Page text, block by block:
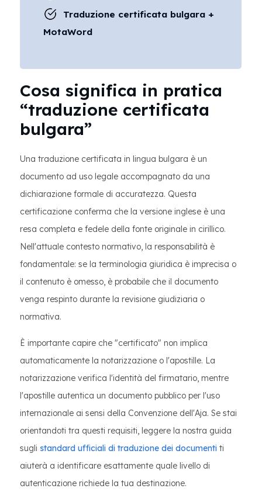
Traduzione certificata bulgara +
MotaWord
Cosa significa in pratica
“traduzione certificata
bulgara”
Una traduzione certificata in lingua bulgara è un
documento ad uso legale accompagnato da una
dichiarazione formale di accuratezza. Questa
certificazione conferma che la versione inglese è una
resa completa e fedele della fonte originale in cirillico.
Nell'attuale contesto normativo, la responsabilità è
fondamentale: se la terminologia giuridica è imprecisa o
il contenuto è omesso, è probabile che il documento
venga respinto durante la revisione giudiziaria o
normativa.
È importante capire che "certificato" non implica
automaticamente la notarizzazione o l'apostille. La
notarizzazione verifica l'identità del firmatario, mentre
l'apostille autentica un documento pubblico per l'uso
internazionale ai sensi della Convenzione dell'Aja. Se stai
orientandoti tra questi requisiti, leggere la nostra guida
sugli standard ufficiali di traduzione dei documenti ti
aiuterà a identificare esattamente quale livello di
autenticazione richiede la tua destinazione.